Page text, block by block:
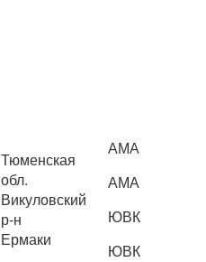
Тюменская
обл.
Викуловский
р-н
Ермаки
АМА
АМА
ЮВК
ЮВК